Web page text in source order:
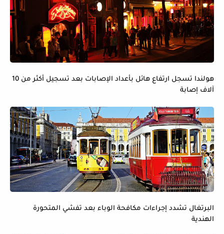
هولندا تسجل ارتفاع هائل بأعداد الإصابات بعد تسجيل أكثر من 10
آلاف إصابة
البرتغال تشدد إجراءات مكافحة الوباء بعد تفشي المتحورة
الهندية